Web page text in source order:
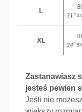
L
31"1/
XL
34"5/
Zastanawiasz
jesteś pewien
Jeśli nie